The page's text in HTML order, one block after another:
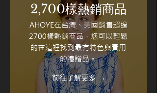
2,700樣熱銷商品
AHOYE在台灣、美國銷售超過
2700樣熱銷商品，您可以輕鬆
的在這裡找到最有特色與實用
的禮贈品。
前往了解更多 →